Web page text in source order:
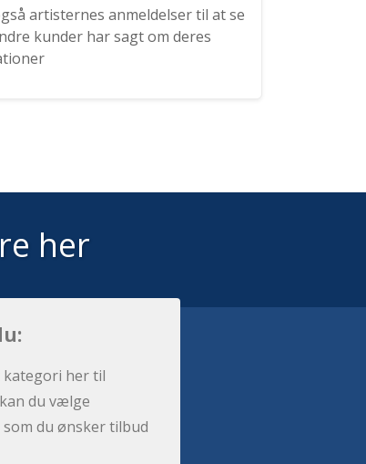
artisternes anmeldelser til at se
kunder har sagt om deres
her
kategori her til
du vælge
du ønsker tilbud